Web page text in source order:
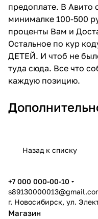
предоплате. В Авито
минималке 100-500
проценты Вам и
Остальное по кур
ДЕТЕЙ. И чтоб не
туда сюда. Все что
каждую позицию.
Назад к списку
+7 000 000-00-10
г. Новосибирск, ул.
Магазин